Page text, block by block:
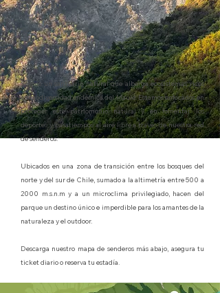
Somos un santuario natural que alberga ecosistemas ricos
en biodiversidad endémica del Maule. Estamos enfocados en
proteger este patriomonio natural y en fomentar los
deportes y pasatiempos al aire libre a través de nuestra red
de senderos.
Ubicados en una zona de transición entre los bosques del
norte y del sur de Chile, sumado a la altimetría entre 500 a
2000 m.s.n.m y a un microclima privilegiado, hacen del
parque un destino único e imperdible para los amantes de la
naturaleza y el outdoor.
Descarga nuestro mapa de senderos más abajo, asegura tu
ticket diario o reserva tu estadía.